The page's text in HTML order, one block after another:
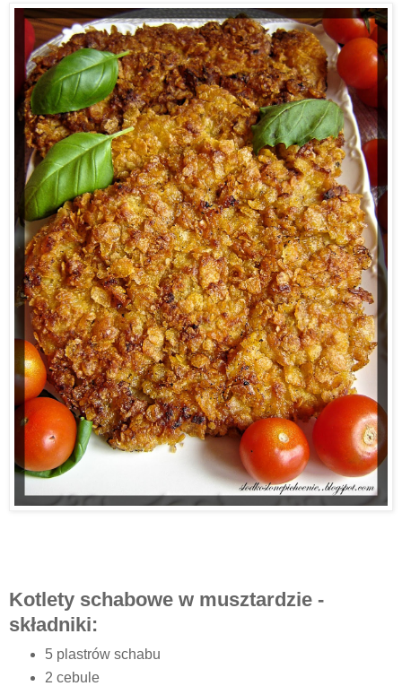
Kotlety schabowe w musztardzie -
składniki:
5 plastrów schabu
2 cebule